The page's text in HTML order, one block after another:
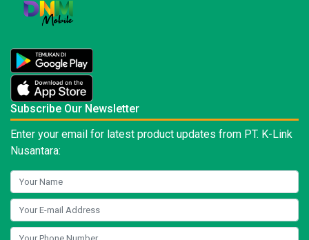
Subscribe Our Newsletter
Enter your email for latest product updates from PT. K-Link
Nusantara: